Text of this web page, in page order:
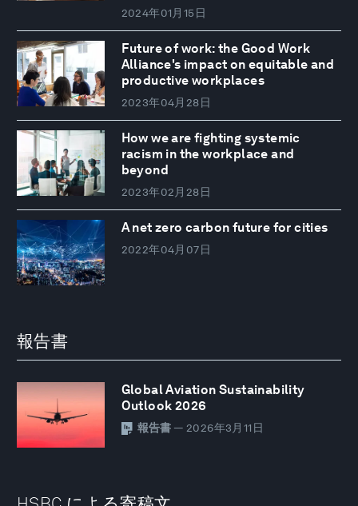
2024年01月15日
Future of work: the Good Work
Alliance's impact on equitable and
productive workplaces
2023年04月28日
How we are fighting systemic
racism in the workplace and
beyond
2023年02月28日
A net zero carbon future for cities
2022年04月07日
報告書
Global Aviation Sustainability
Outlook 2026
報告書 — 2026年3月11日